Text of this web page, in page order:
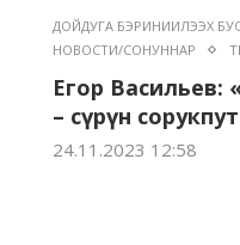
ДОЙДУГА БЭРИНИИЛЭЭХ
НОВОСТИ/СОНУННАР
Егор Васильев:
– сүрүн
24.11.2023 12:58